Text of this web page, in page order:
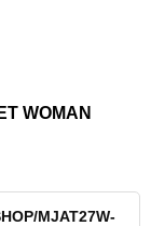
WOMAN
MJAT27W-